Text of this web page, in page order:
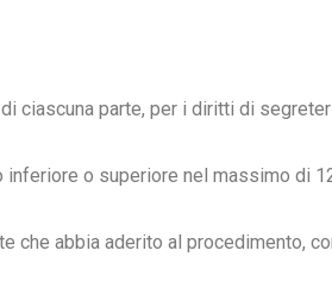
ciascuna parte, per i diritti di
inferiore o superiore nel massimo di
che abbia aderito al procedimento,